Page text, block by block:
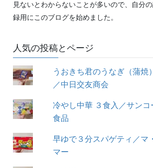
見ないとわからないことが多いので、自分
録用にこのブログを始めました。
人気の投稿とページ
うおきち君のうなぎ（蒲焼）
／中日交友商会
冷やし中華 ３食入／サンコ
食品
早ゆで３分スパゲティ／マ・
マー